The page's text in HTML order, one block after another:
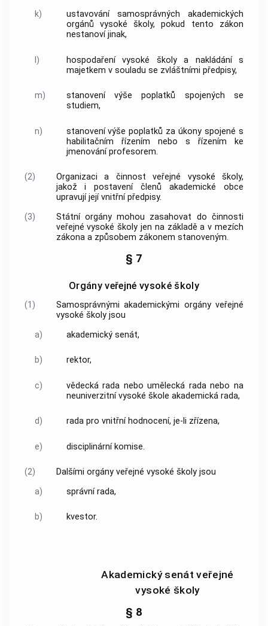
k)
ustavování samosprávných akademických
orgánů vysoké školy, pokud tento zákon
nestanoví jinak,
l)
hospodaření vysoké školy a nakládání s
majetkem v souladu se zvláštními předpisy,
m)
stanovení výše poplatků spojených se
studiem,
n)
stanovení výše poplatků za úkony spojené s
habilitačním řízením nebo s řízením ke
jmenování profesorem.
(2)
Organizaci a činnost veřejné vysoké školy,
jakož i postavení členů akademické obce
upravují její vnitřní předpisy.
(3)
Státní orgány mohou zasahovat do činnosti
veřejné vysoké školy jen na základě a v mezích
zákona a způsobem zákonem stanoveným.
§ 7
Orgány veřejné vysoké školy
(1)
Samosprávnými akademickými orgány veřejné
vysoké školy jsou
a)
akademický senát,
b) rektor,
c)
vědecká rada nebo umělecká rada nebo na
neuniverzitní vysoké škole akademická rada,
d) rada pro vnitřní hodnocení, je-li zřízena,
e) disciplinární komise.
(2)
Dalšími orgány veřejné vysoké školy jsou
a)
správní rada,
b) kvestor.
Akademický senát veřejné
vysoké školy
§ 8